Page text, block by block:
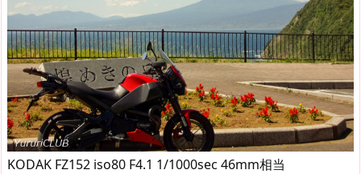
KODAK FZ152 iso80 F4.1 1/1000sec 46mm相当